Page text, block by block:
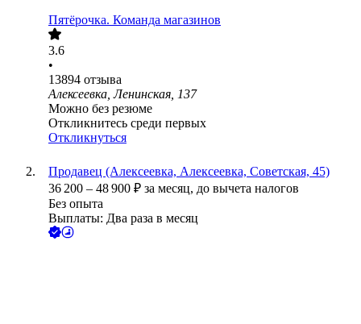
Пятёрочка. Команда магазинов
3.6
•
13894 отзыва
Алексеевка, Ленинская, 137
Можно без резюме
Откликнитесь среди первых
Откликнуться
Продавец (Алексеевка, Алексеевка, Советская, 45)
36 200 – 48 900 ₽ за месяц, до вычета налогов
Без опыта
Выплаты: Два раза в месяц